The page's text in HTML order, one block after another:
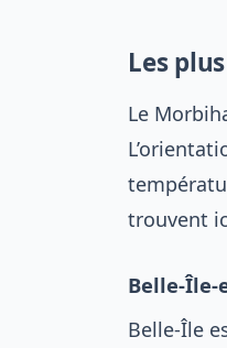
Les
Le
trouvent
Belle-Île-
Belle-Île